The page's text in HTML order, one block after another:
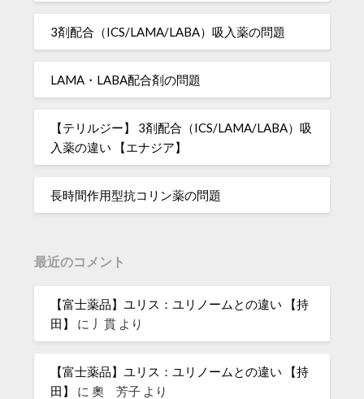
3剤配合（ICS/LAMA/LABA）吸入薬の問題
LAMA・LABA配合剤の問題
【テリルジー】 3剤配合（ICS/LAMA/LABA）吸
入薬の違い 【エナジア】
長時間作用型抗コリン薬の問題
最近のコメント
【富士薬品】ユリス：ユリノームとの違い 【持
田】
に 丿貫 より
【富士薬品】ユリス：ユリノームとの違い 【持
田】
に奧 芳子 より